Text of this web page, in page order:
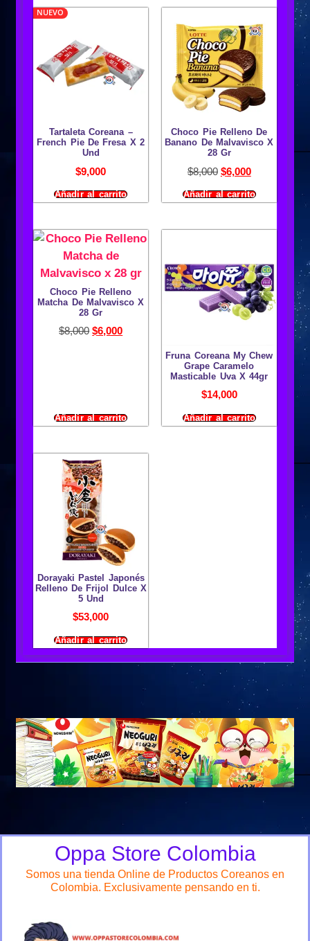
NUEVO
Tartaleta Coreana –
French Pie De Fresa X 2
Und
$9,000
Añadir al carrito
Choco Pie Relleno De
Banano De Malvavisco X
28 Gr
$8,000 $6,000
Añadir al carrito
Choco Pie Relleno
Matcha De Malvavisco X
28 Gr
$8,000 $6,000
Añadir al carrito
Fruna Coreana My Chew
Grape Caramelo
Masticable Uva X 44gr
$14,000
Añadir al carrito
Dorayaki Pastel Japonés
Relleno De Frijol Dulce X
5 Und
$53,000
Añadir al carrito
Oppa Store Colombia
Somos una tienda Online de Productos Coreanos en
Colombia. Exclusivamente pensando en ti.